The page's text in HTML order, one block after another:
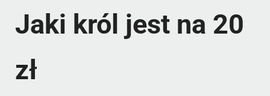
Jaki król jest na 20
zł